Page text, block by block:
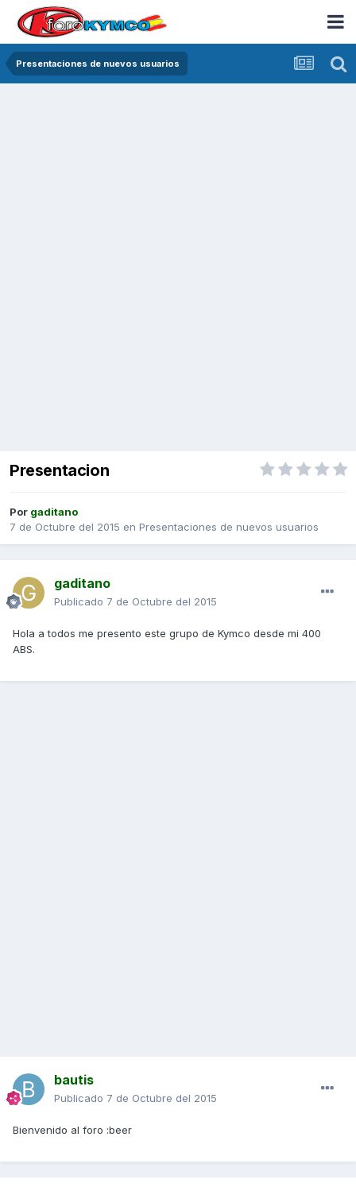
Presentaciones de nuevos usuarios
Presentacion
Por gaditano
7 de Octubre del 2015 en Presentaciones de nuevos usuarios
gaditano
Publicado 7 de Octubre del 2015
Hola a todos me presento este grupo de Kymco desde mi 400
ABS.
bautis
Publicado 7 de Octubre del 2015
Bienvenido al foro :beer